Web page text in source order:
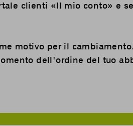
clienti «Il mio conto» e
motivo per il
dell'ordine del tuo